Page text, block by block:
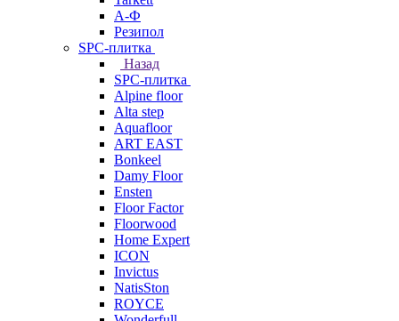
А-Ф
Резипол
SPC-плитка
Назад
SPC-плитка
Alpine floor
Alta step
Aquafloor
ART EAST
Bonkeel
Damy Floor
Ensten
Floor Factor
Floorwood
Home Expert
ICON
Invictus
NatisSton
ROYCE